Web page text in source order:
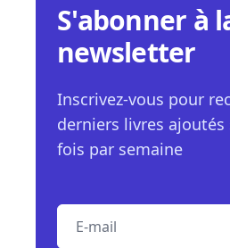
S'abonner à
newsletter
Inscrivez-vous pour
derniers livres
fois par semaine